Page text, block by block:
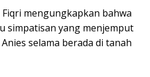
mengungkapkan bahwa
simpatisan yang menjemput
selama berada di tanah